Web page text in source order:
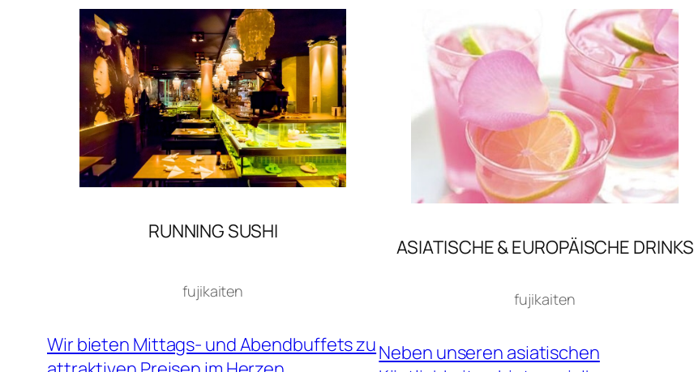
RUNNING SUSHI
fujikaiten
Wir bieten Mittags- und Abendbuffets zu
ASIATISCHE & EUROPÄISCHE DRINKS​
fujikaiten
Neben unseren asiatischen